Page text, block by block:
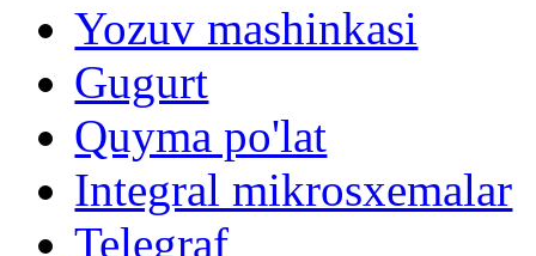
Yozuv mashinkasi
Gugurt
Quyma po'lat
Integral mikrosxemalar
Telegraf